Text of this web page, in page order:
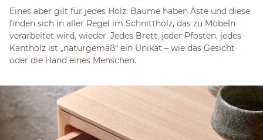
Eines aber gilt für jedes Holz: Bäume haben Äste und diese
finden sich in aller Regel im Schnittholz, das zu Möbeln
verarbeitet wird, wieder. Jedes Brett, jeder Pfosten, jedes
Kantholz ist „naturgemäß“ ein Unikat – wie das Gesicht
oder die Hand eines Menschen.